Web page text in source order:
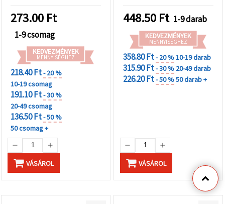
273.00 Ft
1-9 csomag
KEDVEZMÉNYEK
MENNYISÉGHEZ
218.40 Ft- 20 %
10-19 csomag
191.10 Ft- 30 %
20-49 csomag
136.50 Ft- 50 %
50 csomag +
VÁSÁROL
448.50 Ft 1-9 darab
KEDVEZMÉNYEK
MENNYISÉGHEZ
358.80 Ft- 20 %10-19 darab
315.90 Ft- 30 % 20-49 darab
226.20 Ft- 50 %50 darab +
VÁSÁROL